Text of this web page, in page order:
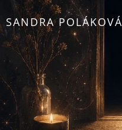
SANDRA POLÁKOVÁ